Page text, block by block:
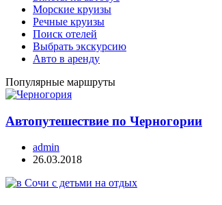
Морские круизы
Речные круизы
Поиск отелей
Выбрать экскурсию
Авто в аренду
Популярные маршруты
Автопутешествие по Черногории
admin
26.03.2018